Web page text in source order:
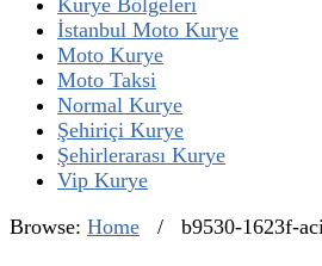
Kurye Bölgeleri
İstanbul Moto Kurye
Moto Kurye
Moto Taksi
Normal Kurye
Şehiriçi Kurye
Şehirlerarası Kurye
Vip Kurye
Browse: Home / b9530-1623f-